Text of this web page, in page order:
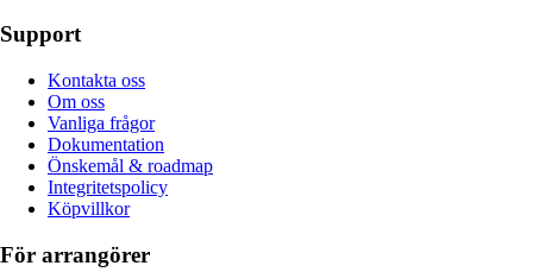
Support
Kontakta oss
Om oss
Vanliga frågor
Dokumentation
Önskemål & roadmap
Integritetspolicy
Köpvillkor
För arrangörer